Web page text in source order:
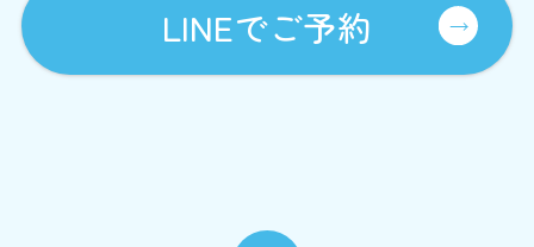
LINEでご予約